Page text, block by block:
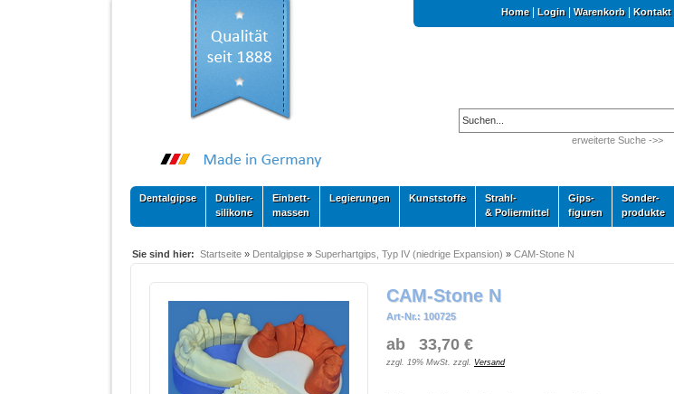
Home| Login Warenkorb| Kontakt|
erweiterte Suche ->>
Dentalgipse
Dublier-
silikone
Einbett-
massen
Legierungen Kunststoffe
Strahl-
& Poliermittel
Gips-
figuren
Sonder-
produkte
Sie sind hier: Startseite » Dentalgipse » Superhartgips, Typ IV (niedrige Expansion) » CAM-Stone N
CAM-Stone N
Art-Nr.: 100725
ab 33,70 €
zzgl. 19% MwSt. zzgl. Versand